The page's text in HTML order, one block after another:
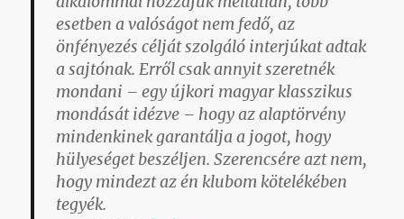
esetben a valóságot nem fedő, az
önfényezés célját szolgáló interjúkat adtak
a sajtónak. Erről csak annyit szeretnék
mondani – egy újkori magyar klasszikus
mondását idézve – hogy az alaptörvény
mindenkinek garantálja a jogot, hogy
hülyeséget beszéljen. Szerencsére azt nem,
hogy mindezt az én klubom kötelékében
tegyék.